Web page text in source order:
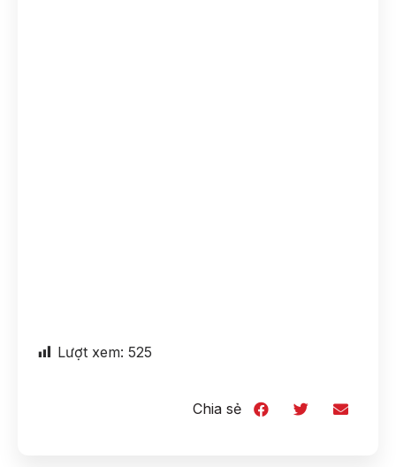
Lượt xem: 525
Chia sẻ